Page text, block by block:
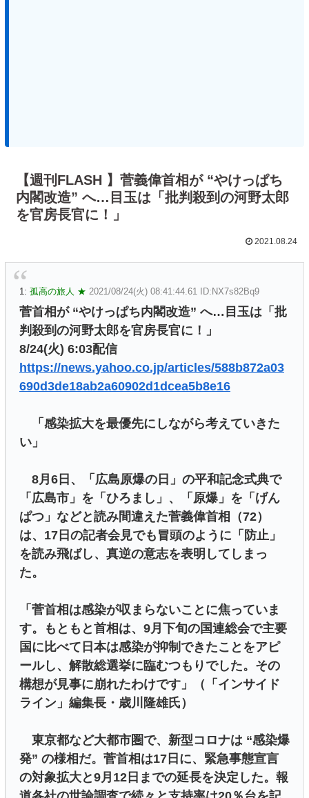
【週刊FLASH 】菅義偉首相が “やけっぱち
内閣改造” へ…目玉は「批判殺到の河野太郎
を官房長官に！」
2021.08.24
1: 孤高の旅人 ★ 2021/08/24(火) 08:41:44.61 ID:NX7s82Bq9
菅首相が “やけっぱち内閣改造” へ…目玉は「批
判殺到の河野太郎を官房長官に！」
8/24(火) 6:03配信
https://news.yahoo.co.jp/articles/588b872a03
690d3de18ab2a60902d1dcea5b8e16
「感染拡大を最優先にしながら考えていきた
い」
8月6日、「広島原爆の日」の平和記念式典で
「広島市」を「ひろまし」、「原爆」を「げん
ぱつ」などと読み間違えた菅義偉首相（72）
は、17日の記者会見でも冒頭のように「防止」
を読み飛ばし、真逆の意志を表明してしまっ
た。
「菅首相は感染が収まらないことに焦っていま
す。もともと首相は、9月下旬の国連総会で主要
国に比べて日本は感染が抑制できたことをアピ
ールし、解散総選挙に臨むつもりでした。その
構想が見事に崩れたわけです」（「インサイド
ライン」編集長・歳川隆雄氏）
東京都など大都市圏で、新型コロナは “感染爆
発” の様相だ。菅首相は17日に、緊急事態宣言
の対象拡大と9月12日までの延長を決定した。報